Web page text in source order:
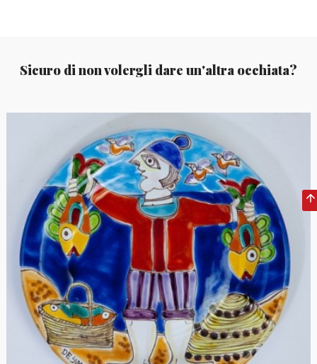
Sicuro di non volergli dare un'altra occhiata?